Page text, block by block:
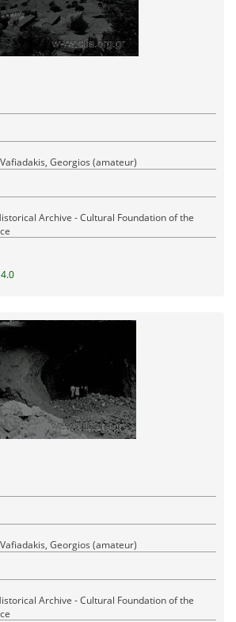
Georgios (amateur)
Archive - Cultural Foundation of the
Georgios (amateur)
Archive - Cultural Foundation of the